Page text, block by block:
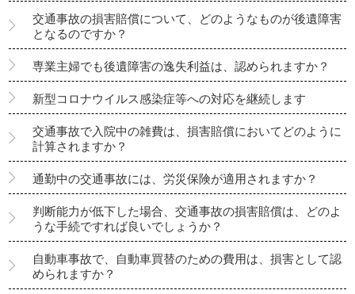
交通事故の損害賠償について、どのようなものが後遺障害
となるのですか？
専業主婦でも後遺障害の逸失利益は、認められますか？
新型コロナウイルス感染症等への対応を継続します
交通事故で入院中の雑費は、損害賠償においてどのように
計算されますか？
通勤中の交通事故には、労災保険が適用されますか？
判断能力が低下した場合、交通事故の損害賠償は、どのよ
うな手続ですれば良いでしょうか？
自動車事故で、自動車買替のための費用は、損害として認
められますか？